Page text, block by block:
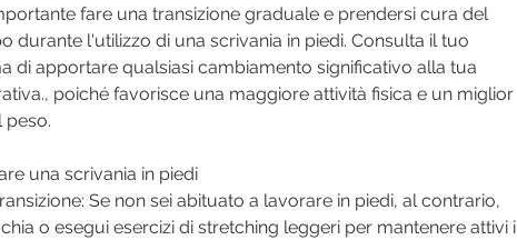
fare una transizione graduale e prendersi cura del
durante l'utilizzo di una scrivania in piedi. Consulta il tuo
di apportare qualsiasi cambiamento significativo alla tua
poiché favorisce una maggiore attività fisica e un miglior
una scrivania in piedi
Se non sei abituato a lavorare in piedi, al contrario,
o esegui esercizi di stretching leggeri per mantenere attivi i